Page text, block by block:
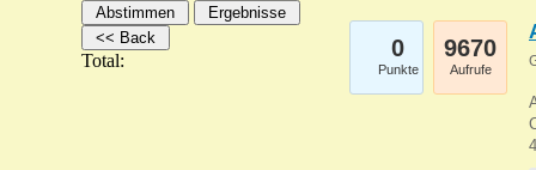
Total: 0
Punkte
9670
Aufrufe